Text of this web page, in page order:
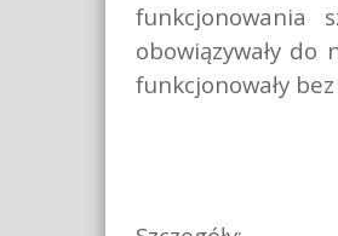
funkcjonowania
obowiązywały
funkcjonowały